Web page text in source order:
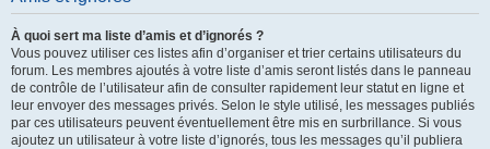
À quoi sert ma liste d’amis et d’ignorés ?
Vous pouvez utiliser ces listes afin d’organiser et trier certains utilisateurs du
forum. Les membres ajoutés à votre liste d’amis seront listés dans le panneau
de contrôle de l’utilisateur afin de consulter rapidement leur statut en ligne et
leur envoyer des messages privés. Selon le style utilisé, les messages publiés
par ces utilisateurs peuvent éventuellement être mis en surbrillance. Si vous
ajoutez un utilisateur à votre liste d’ignorés, tous les messages qu’il publiera